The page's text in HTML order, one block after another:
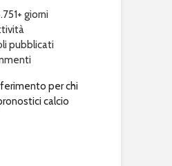
giorni
pubblicati
per chi
calcio